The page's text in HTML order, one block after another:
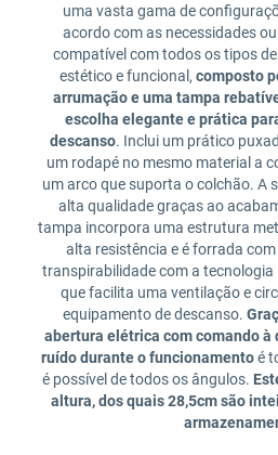
uma vasta gama de
acordo com as necessidades
compatível com todos os tipos
estético e funcional, composto
arrumação e uma tampa
escolha elegante e prática
descanso. Inclui um prático
um rodapé no mesmo material a
um arco que suporta o colchão. A
alta qualidade graças ao
tampa incorpora uma estrutura
alta resistência e é forrada
transpirabilidade com a tecnologia
que facilita uma ventilação e
equipamento de descanso.
abertura elétrica com comando à
ruído durante o funcionamentoé
é possível de todos os ângulos.
altura, dos quais 28,5cm são